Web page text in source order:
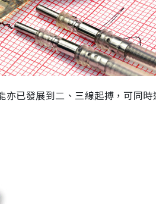
已發展到二、三線起搏，可同時